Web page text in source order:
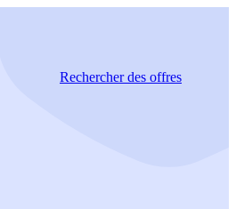
Rechercherdes offres